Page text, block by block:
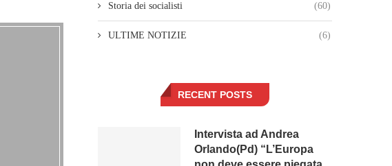
Storia dei socialisti (60)
ULTIME NOTIZIE (6)
RECENT POSTS
Intervista ad Andrea
Orlando(Pd) “L’Europa